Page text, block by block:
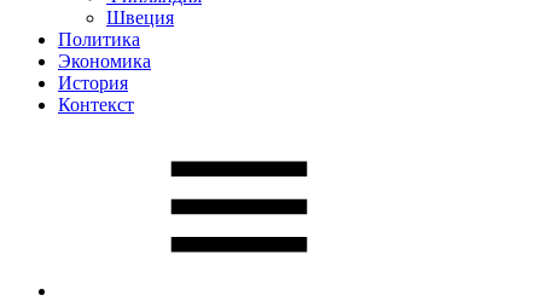
Швеция
Политика
Экономика
История
Контекст